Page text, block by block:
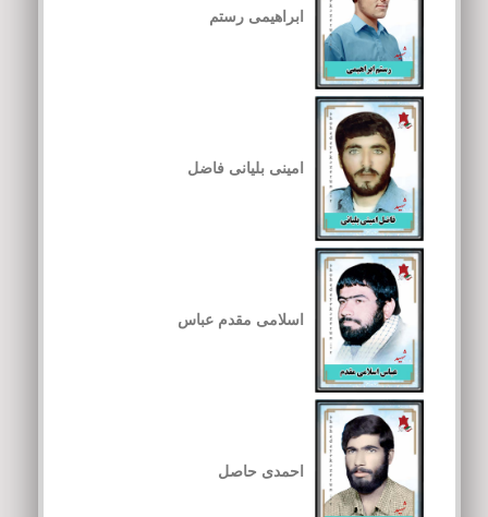
ابراهیمی رستم
امینی بلیانی فاضل
اسلامی مقدم عباس
احمدی حاصل